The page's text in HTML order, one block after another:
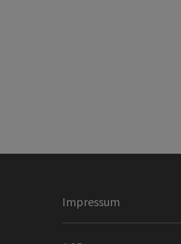
Impressum